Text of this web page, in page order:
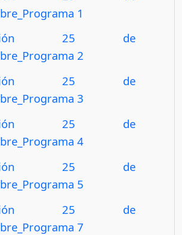
1
25 de
2
25 de
3
25 de
4
25 de
5
25 de
7